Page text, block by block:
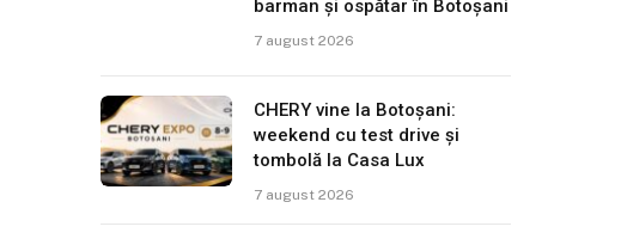
barman și ospătar în Botoșani
7 august 2026
CHERY vine la Botoșani:
weekend cu test drive și
tombolă la Casa Lux
7 august 2026